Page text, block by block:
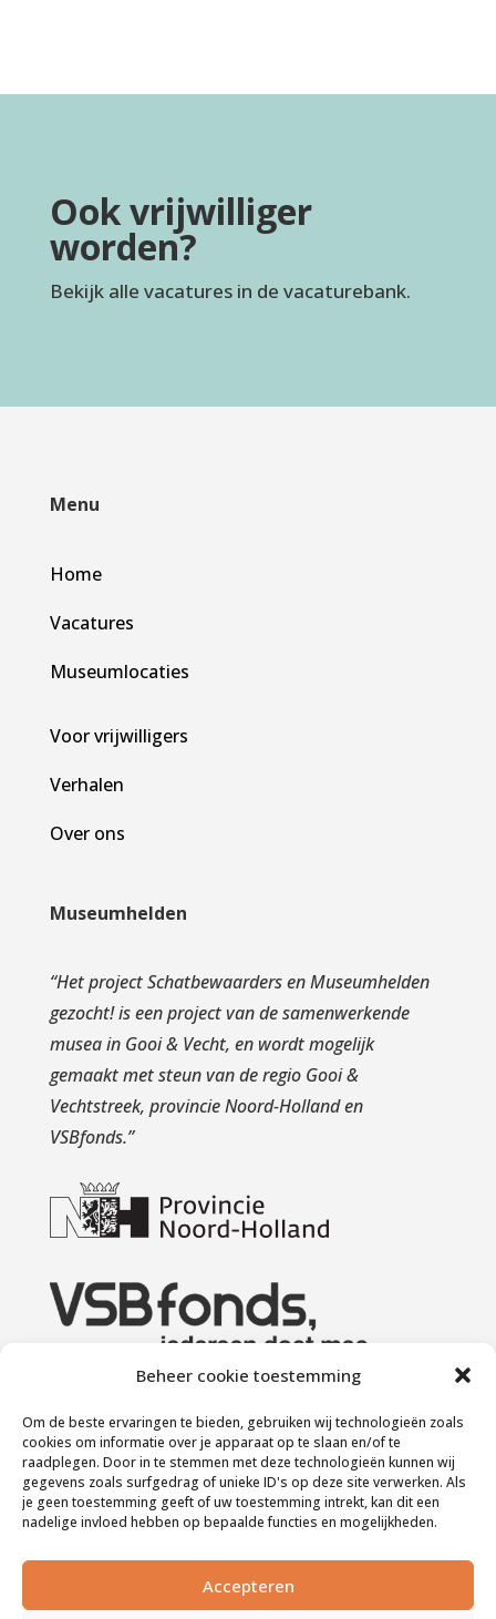
Beheer cookie toestemming
Om de beste ervaringen te bieden, gebruiken wij technologieën zoals
cookies om informatie over je apparaat op te slaan en/of te
raadplegen. Door in te stemmen met deze technologieën kunnen wij
gegevens zoals surfgedrag of unieke ID's op deze site verwerken. Als
je geen toestemming geeft of uw toestemming intrekt, kan dit een
nadelige invloed hebben op bepaalde functies en mogelijkheden.
Accepteren
Ook vrijwilliger
worden?
Bekijk alle vacatures in de vacaturebank.
Menu
Home
Vacatures
Museumlocaties
Voor vrijwilligers
Verhalen
Over ons
Museumhelden
“Het project Schatbewaarders en Museumhelden
gezocht! is een project van de samenwerkende
musea in Gooi & Vecht, en wordt mogelijk
gemaakt met steun van de regio Gooi &
Vechtstreek, provincie Noord-Holland en
VSBfonds.”